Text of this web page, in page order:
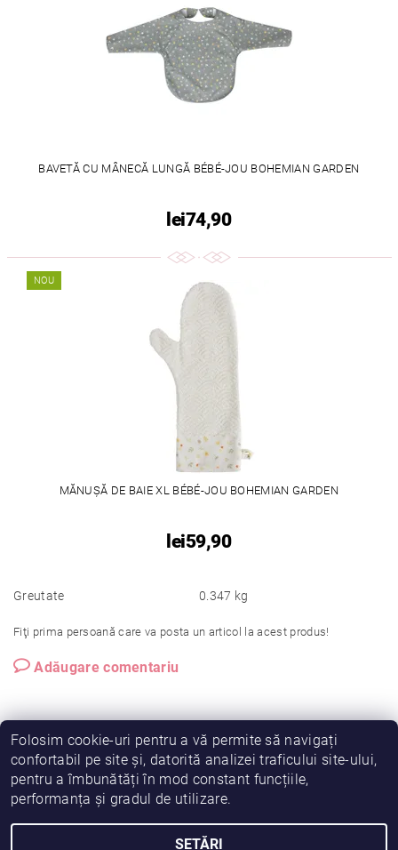
BAVETĂ CU MÂNECĂ LUNGĂ BÉBÉ-JOU BOHEMIAN GARDEN
lei74,90
NOU
MĂNUȘĂ DE BAIE XL BÉBÉ-JOU BOHEMIAN GARDEN
lei59,90
Greutate 0.347 kg
Fiţi prima persoană care va posta un articol la acest produs!
Adăugare comentariu
Vreau să fiu partener! Termeni și condiții
Prelucrarea datelor
Folosim cookie-uri pentru a vă permite să navigați
confortabil pe site și, datorită analizei traficului site-ului,
pentru a îmbunătăți în mod constant funcțiile,
performanța și gradul de utilizare.
SETĂRI